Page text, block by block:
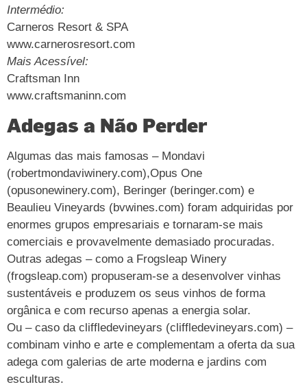
Intermédio:
Carneros Resort & SPA
www.carnerosresort.com
Mais Acessível:
Craftsman Inn
www.craftsmaninn.com
Adegas a Não Perder
Algumas das mais famosas – Mondavi
(robertmondaviwinery.com),Opus One
(opusonewinery.com), Beringer (beringer.com) e
Beaulieu Vineyards (bvwines.com) foram adquiridas por
enormes grupos empresariais e tornaram-se mais
comerciais e provavelmente demasiado procuradas.
Outras adegas – como a Frogsleap Winery
(frogsleap.com) propuseram-se a desenvolver vinhas
sustentáveis e produzem os seus vinhos de forma
orgânica e com recurso apenas a energia solar.
Ou – caso da cliffledevineyars (cliffledevineyars.com) –
combinam vinho e arte e complementam a oferta da sua
adega com galerias de arte moderna e jardins com
esculturas.